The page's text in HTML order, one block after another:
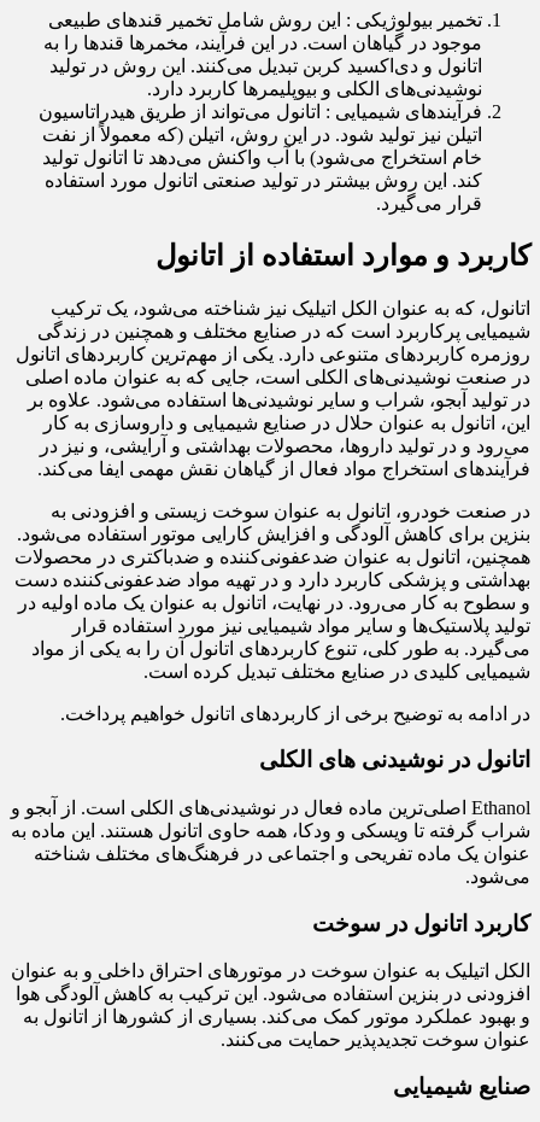
تخمیر بیولوژیکی : این روش شامل تخمیر قندهای طبیعی
موجود در گیاهان است. در این فرآیند، مخمرها قندها را به
اتانول و دی‌اکسید کربن تبدیل می‌کنند. این روش در تولید
نوشیدنی‌های الکلی و بیوپلیمرها کاربرد دارد.
فرآیندهای شیمیایی : اتانول می‌تواند از طریق هیدراتاسیون
اتیلن نیز تولید شود. در این روش، اتیلن (که معمولاً از نفت
خام استخراج می‌شود) با آب واکنش می‌دهد تا اتانول تولید
کند. این روش بیشتر در تولید صنعتی اتانول مورد استفاده
قرار می‌گیرد.
کاربرد و موارد استفاده از اتانول
اتانول، که به عنوان الکل اتیلیک نیز شناخته می‌شود، یک ترکیب
شیمیایی پرکاربرد است که در صنایع مختلف و همچنین در زندگی
روزمره کاربردهای متنوعی دارد. یکی از مهم‌ترین کاربردهای اتانول
در صنعت نوشیدنی‌های الکلی است، جایی که به عنوان ماده اصلی
در تولید آبجو، شراب و سایر نوشیدنی‌ها استفاده می‌شود. علاوه بر
این، اتانول به عنوان حلال در صنایع شیمیایی و داروسازی به کار
می‌رود و در تولید داروها، محصولات بهداشتی و آرایشی، و نیز در
فرآیندهای استخراج مواد فعال از گیاهان نقش مهمی ایفا می‌کند.
در صنعت خودرو، اتانول به عنوان سوخت زیستی و افزودنی به
بنزین برای کاهش آلودگی و افزایش کارایی موتور استفاده می‌شود.
همچنین، اتانول به عنوان ضدعفونی‌کننده و ضدباکتری در محصولات
بهداشتی و پزشکی کاربرد دارد و در تهیه مواد ضدعفونی‌کننده دست
و سطوح به کار می‌رود. در نهایت، اتانول به عنوان یک ماده اولیه در
تولید پلاستیک‌ها و سایر مواد شیمیایی نیز مورد استفاده قرار
می‌گیرد. به طور کلی، تنوع کاربردهای اتانول آن را به یکی از مواد
شیمیایی کلیدی در صنایع مختلف تبدیل کرده است.
در ادامه به توضیح برخی از کاربردهای اتانول خواهیم پرداخت.
اتانول در نوشیدنی‌ های الکلی
Ethanol اصلی‌ترین ماده فعال در نوشیدنی‌های الکلی است. از آبجو و
شراب گرفته تا ویسکی و ودکا، همه حاوی اتانول هستند. این ماده به
عنوان یک ماده تفریحی و اجتماعی در فرهنگ‌های مختلف شناخته
می‌شود.
کاربرد اتانول در سوخت
الکل اتیلیک به عنوان سوخت در موتورهای احتراق داخلی و به عنوان
افزودنی در بنزین استفاده می‌شود. این ترکیب به کاهش آلودگی هوا
و بهبود عملکرد موتور کمک می‌کند. بسیاری از کشورها از اتانول به
عنوان سوخت تجدیدپذیر حمایت می‌کنند.
صنایع شیمیایی